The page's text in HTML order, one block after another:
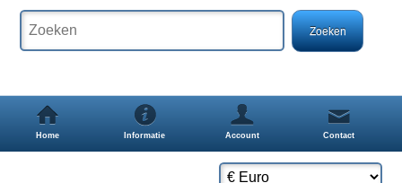
branduren
(ongeveer
vervangen.
onderbroken
gebruik
Home Informatie Account Contact